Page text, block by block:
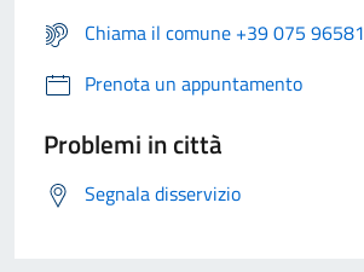
Chiama il comune +39 075 96581
Prenota un appuntamento
Problemi in città
Segnala disservizio